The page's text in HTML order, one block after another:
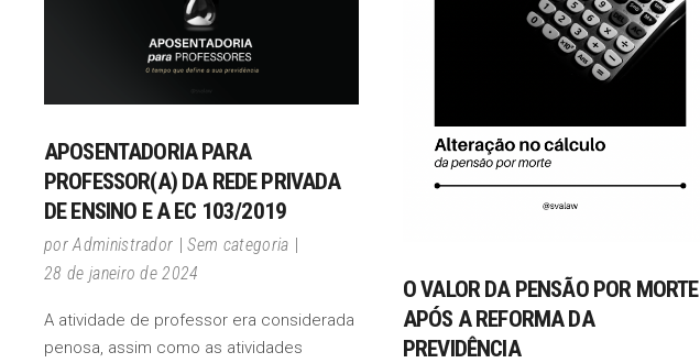
APOSENTADORIA PARA
PROFESSOR(A) DA REDE PRIVADA
DE ENSINO E A EC 103/2019
porAdministrador
Sem categoria
28 de janeiro de 2024
A atividade de professor era considerada
penosa, assim como as atividades
O VALOR DA PENSÃO POR MORTE
APÓS A REFORMA DA
PREVIDÊNCIA